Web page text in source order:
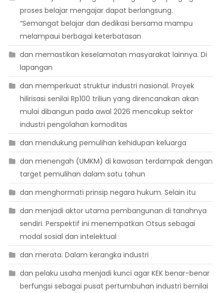
proses belajar mengajar dapat berlangsung.
“Semangat belajar dan dedikasi bersama mampu
melampaui berbagai keterbatasan
dan memastikan keselamatan masyarakat lainnya. Di
lapangan
dan memperkuat struktur industri nasional. Proyek
hilirisasi senilai Rp100 triliun yang direncanakan akan
mulai dibangun pada awal 2026 mencakup sektor
industri pengolahan komoditas
dan mendukung pemulihan kehidupan keluarga
dan menengah (UMKM) di kawasan terdampak dengan
target pemulihan dalam satu tahun
dan menghormati prinsip negara hukum. Selain itu
dan menjadi aktor utama pembangunan di tanahnya
sendiri. Perspektif ini menempatkan Otsus sebagai
modal sosial dan intelektual
dan merata. Dalam kerangka industri
dan pelaku usaha menjadi kunci agar KEK benar-benar
berfungsi sebagai pusat pertumbuhan industri bernilai